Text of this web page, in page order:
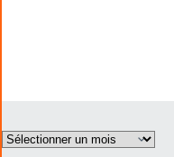
Archives